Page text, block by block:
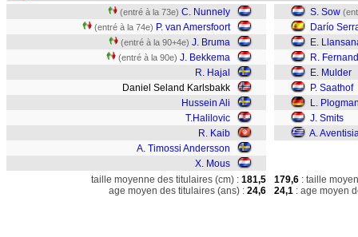
(entré à la 73e) C. Nunnely
(entré à la 74e) P. van Amersfoort
(entré à la 90+4e) J. Bruma
(entré à la 90e) J. Bekkema
R. Hajal
Daniel Seland Karlsbakk
Hussein Ali
T.Halilovic
R. Kaib
A. Timossi Andersson
X. Mous
S. Sow
Darío
E.
R.
E. Mulder
P. Saathof
L.
J. Smits
A.
taille moyenne des titulaires (cm) : 181,5
age moyen des titulaires (ans) : 24,6
179,6 : taille
24,1 : age moyen